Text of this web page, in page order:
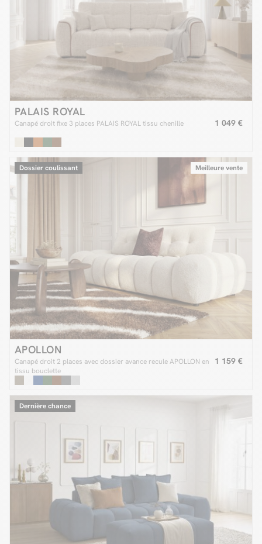
PALAIS ROYAL
Canapé droit fixe 3 places PALAIS ROYAL tissu chenille 1 049 €
Meilleure vente
Dossier coulissant
APOLLON
Canapé droit 2 places avec dossier avance recule APOLLON en
tissu bouclette
1 159 €
Dernière chance